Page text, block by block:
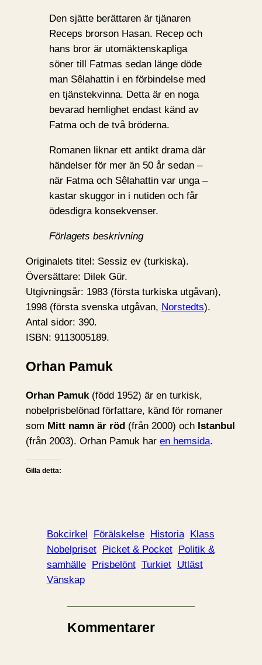
Den sjätte berättaren är tjänaren
Receps brorson Hasan. Recep och
hans bror är utomäktenskapliga
söner till Fatmas sedan länge döde
man Sêlahattin i en förbindelse med
en tjänstekvinna. Detta är en noga
bevarad hemlighet endast känd av
Fatma och de två bröderna.
Romanen liknar ett antikt drama där
händelser för mer än 50 år sedan –
när Fatma och Sêlahattin var unga –
kastar skuggor in i nutiden och får
ödesdigra konsekvenser.
Förlagets beskrivning
Originalets titel: Sessiz ev (turkiska).
Översättare: Dilek Gür.
Utgivningsår: 1983 (första turkiska utgåvan),
1998 (första svenska utgåvan, Norstedts).
Antal sidor: 390.
ISBN: 9113005189.
Orhan Pamuk
Orhan Pamuk(född 1952) är en turkisk,
nobelprisbelönad författare, känd för romaner
som Mitt namn är röd(från 2000) och Istanbul
(från 2003). Orhan Pamuk har en hemsida.
Gilla detta:
Bokcirkel Förälskelse Historia
Klass
Nobelpriset
Picket & Pocket
Politik &
samhälle
Prisbelönt Turkiet Utläst
Vänskap
Kommentarer